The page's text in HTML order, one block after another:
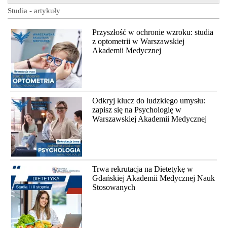
Studia - artykuły
Przyszłość w ochronie wzroku: studia
z optometrii w Warszawskiej
Akademii Medycznej
Odkryj klucz do ludzkiego umysłu:
zapisz się na Psychologię w
Warszawskiej Akademii Medycznej
Trwa rekrutacja na Dietetykę w
Gdańskiej Akademii Medycznej Nauk
Stosowanych